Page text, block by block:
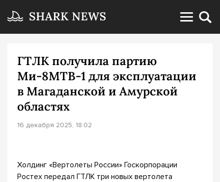
ГТЛК получила партию
Ми-8МТВ-1 для эксплуатации
в Магаданской и Амурской
областях
16 декабря 2025, 18:02
Холдинг «Вертолеты России» Госкорпорации
Ростех передал ГТЛК три новых вертолета